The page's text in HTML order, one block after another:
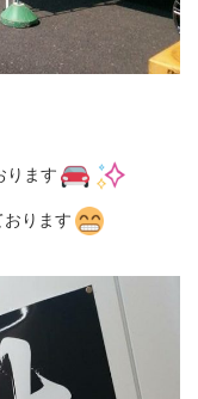
ります
ります